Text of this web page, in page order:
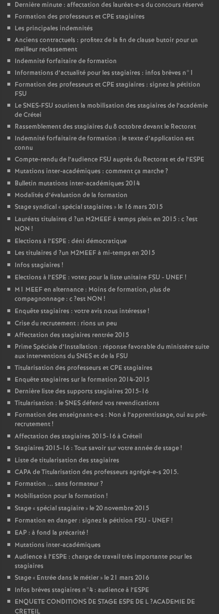
Dernière minute : affectation des lauréat-e-s du concours réservé
Formation des professeurs etCPE stagiaires
Les principales indemnités
Anciens contractuels : profitez de la fin de clause butoir pour un
meilleur reclassement
Indemnité forfaitaire de formation
Informations d’actualité pour les stagiaires : infos brèves n°1
Formation des professeurs etCPE stagiaires : signez la pétition
FSU
LeSNES-FSU soutient la mobilisation des stagiaires de l’académie
de Crétei
Rassemblement des stagiaires du 8 octobre devant le Rectorat
Indemnité forfaitaire de formation : le texte d’application est
connu
Compte-rendu de l’audience FSU auprès du Rectorat et de l’ESPE
Mutations inter-académiques : comment ça marche?
Bulletin mutations inter-académiques 2014
Modalités d’évaluation de la formation
Stage syndical «spécial stagiaires » le 16 mars 2015
Lauréats titulaires d ?un M2MEEFà temps plein en 2015 : c?est
NON !
Elections à l’ESPE : déni démocratique
Les titulaires d ?un M2MEEFà mi-temps en 2015
Infos stagiaires !
Elections à l’ESPE : votez pour la liste unitaire FSU - UNEF!
M1 MEEFen alternance : Moins de formation, plus de
compagnonnage : c?est NON !
Enquête stagiaires : votre avis nous intéresse!
Crise du recrutement : rions un peu
Affectation des stagiaires rentrée 2015
Prime Spéciale d’Installation : réponse favorable du ministère suite
aux interventions duSNESet de la FSU
Titularisation des professeurs etCPE stagiaires
Enquête stagiaires sur la formation 2014-2015
Dernière liste des supports stagiaires 2015-16
Titularisation : leSNESdéfend vos revendications
Formation des enseignant-e-s : Non à l’apprentissage, oui au pré-
recrutement!
Affectation des stagiaires 2015-16 à Créteil
Stagiaires 2015-16 : Tout savoir sur votre année de stage!
Liste de titularisation des stagiaires
CAPAde Titularisation des professeurs agrégé-e-s 2015.
Formation ... sans formateur?
Mobilisation pour la formation !
Stage «spécial stagiaire» le 20 novembre 2015
Formation en danger : signez la pétition FSU - UNEF!
EAP : à fond la précarité!
Mutations inter-académiques
Audience à l’ESPE : charge de travail très importante pour les
stagiaires
Stage « Entrée dans le métier» le 21 mars 2016
Infos brèves stagiaires n°4 : audience à l’ESPE
ENQUETE CONDITIONS DE STAGE ESPE DE L?ACADEMIE DE
CRETEIL